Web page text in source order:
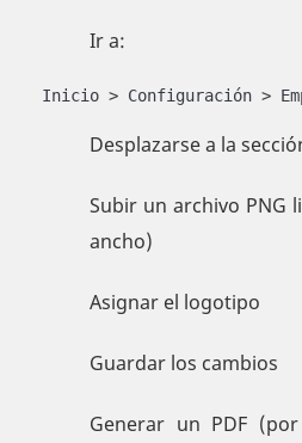
Ir a:
Inicio > Configuración >
Desplazarse a la
Subir un archivo PNG
ancho)
Asignar el logotipo
Guardar los cambios
Generar un PDF